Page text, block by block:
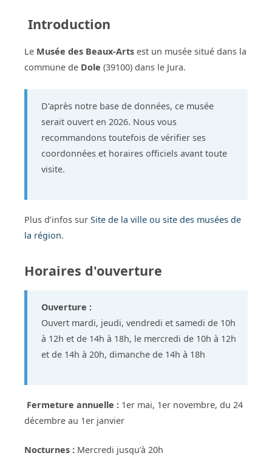
Introduction
Le Musée des Beaux-Arts est un musée situé dans la
commune de Dole (39100) dans le Jura.
D’après notre base de données, ce musée
serait ouvert en 2026. Nous vous
recommandons toutefois de vérifier ses
coordonnées et horaires officiels avant toute
visite.
Plus d’infos sur Site de la ville ou site des musées de
la région.
Horaires d'ouverture
Ouverture :
Ouvert mardi, jeudi, vendredi et samedi de 10h
à 12h et de 14h à 18h, le mercredi de 10h à 12h
et de 14h à 20h, dimanche de 14h à 18h
Fermeture annuelle : 1er mai, 1er novembre, du 24
décembre au 1er janvier
Nocturnes : Mercredi jusqu'à 20h